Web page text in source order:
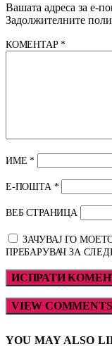
Вашата адреса за е-
Задолжителните
КОМЕНТАР*
ИМЕ*
Е-ПОШТА *
ВЕБ СТРАНИЦА
ЗАЧУВАЈ ГО
ПРЕБАРУВАЧ ЗА
VIEW
YOU MAY ALSO